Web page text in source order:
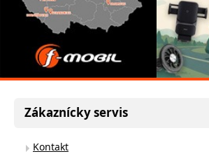
Zákaznícky servis
Kontakt